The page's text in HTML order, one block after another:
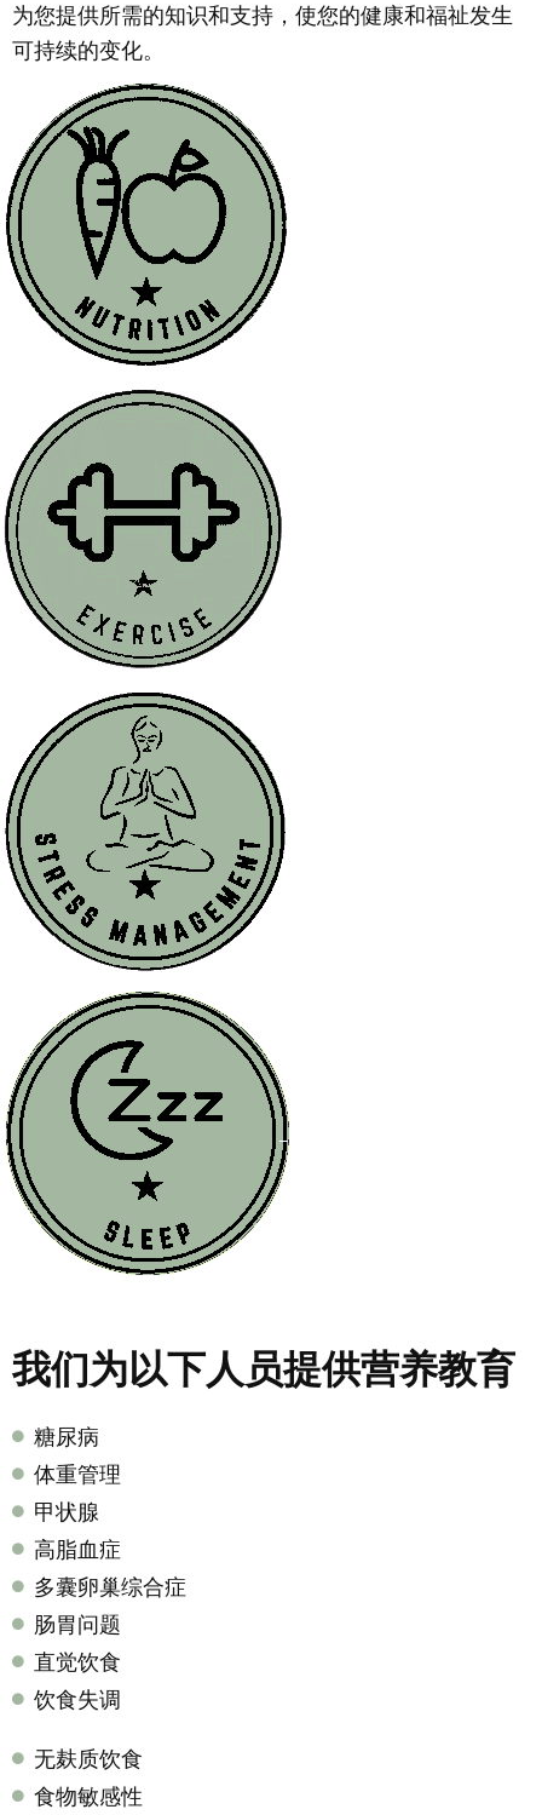
为您提供所需的知识和支持，使您的健康和福祉发生
可持续的变化。
我们为以下人员提供营养教育
糖尿病
体重管理
甲状腺
高脂血症
多囊卵巢综合症
肠胃问题
直觉饮食
饮食失调
无麸质饮食
食物敏感性